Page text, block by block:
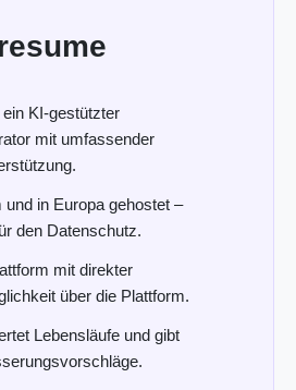
KI-gestützter
mit umfassender
in Europa gehostet –
den Datenschutz.
mit direkter
über die Plattform.
Lebensläufe und gibt